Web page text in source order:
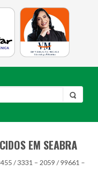
EM SEABRA
/ 3331 – 2059 / 99661 –